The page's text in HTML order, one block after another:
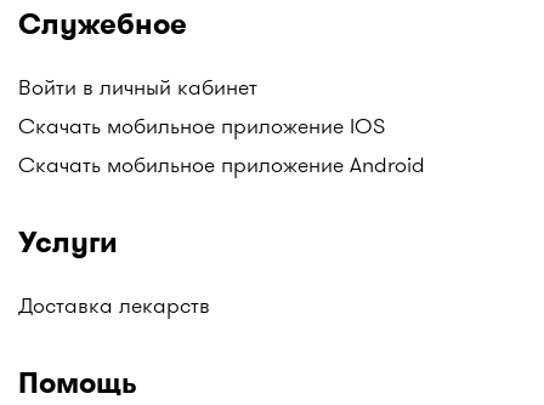
Служебное
Войти в личный кабинет
Скачать мобильное приложение IOS
Скачать мобильное приложение Android
Услуги
Доставка лекарств
Помощь